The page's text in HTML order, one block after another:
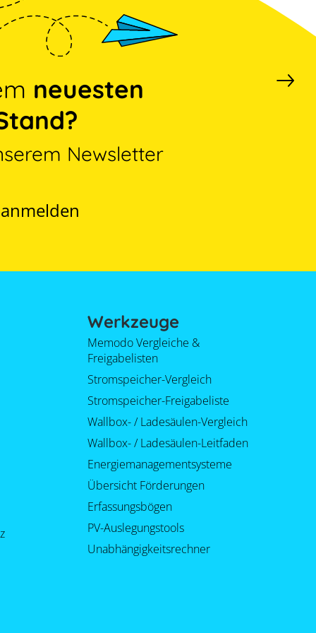
neuesten
Newsletter
Werkzeuge
Memodo Vergleiche &
Freigabelisten
Stromspeicher-Vergleich
Stromspeicher-Freigabeliste
Wallbox- / Ladesäulen-Vergleich
Wallbox- / Ladesäulen-Leitfaden
Energiemanagementsysteme
Übersicht Förderungen
Erfassungsbögen
PV-Auslegungstools
Unabhängigkeitsrechner